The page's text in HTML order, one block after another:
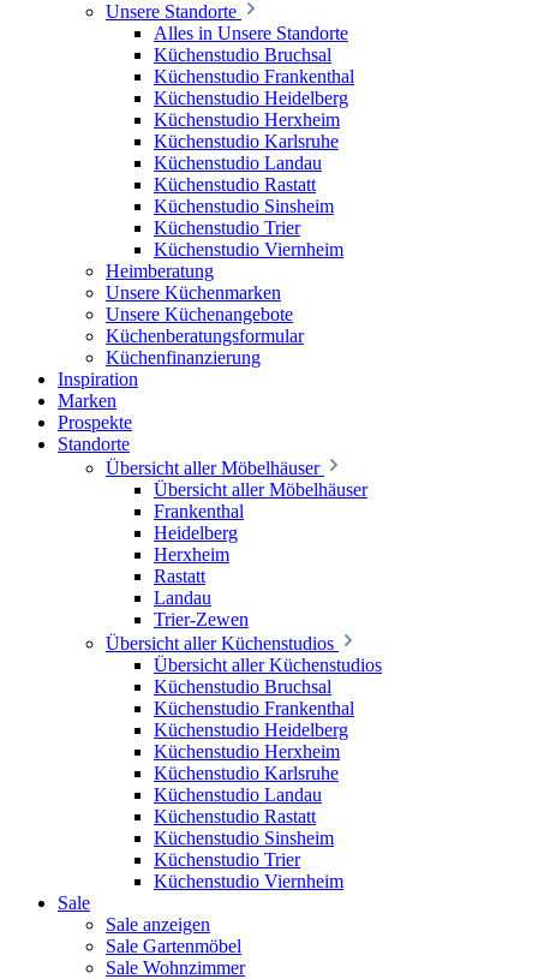
Unsere Standorte
Alles in Unsere Standorte
Küchenstudio Bruchsal
Küchenstudio Frankenthal
Küchenstudio Heidelberg
Küchenstudio Herxheim
Küchenstudio Karlsruhe
Küchenstudio Landau
Küchenstudio Rastatt
Küchenstudio Sinsheim
Küchenstudio Trier
Küchenstudio Viernheim
Heimberatung
Unsere Küchenmarken
Unsere Küchenangebote
Küchenberatungsformular
Küchenfinanzierung
Inspiration
Marken
Prospekte
Standorte
Übersicht aller Möbelhäuser
Übersicht aller Möbelhäuser
Frankenthal
Heidelberg
Herxheim
Rastatt
Landau
Trier-Zewen
Übersicht aller Küchenstudios
Übersicht aller Küchenstudios
Küchenstudio Bruchsal
Küchenstudio Frankenthal
Küchenstudio Heidelberg
Küchenstudio Herxheim
Küchenstudio Karlsruhe
Küchenstudio Landau
Küchenstudio Rastatt
Küchenstudio Sinsheim
Küchenstudio Trier
Küchenstudio Viernheim
Sale
Sale anzeigen
Sale Gartenmöbel
Sale Wohnzimmer